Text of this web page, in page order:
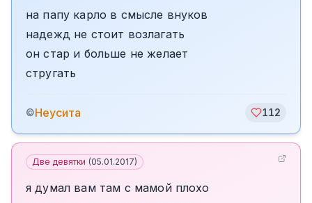
на папу карло в смысле внуков
надежд не стоит возлагать
он стар и больше не желает
стругать
©Неусита 112
Две девятки (05.01.2017)
я думал вам там с мамой плохо